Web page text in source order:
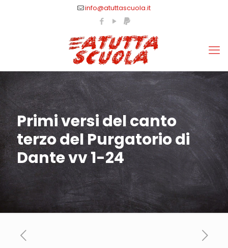
info@atuttascuola.it
Primi versi del canto
terzo del Purgatorio di
Dante vv 1-24